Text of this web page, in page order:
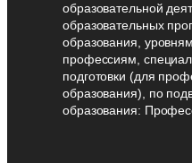
образовательной
образовательных
образования,
профессиям,
подготовки (для
образования), по
образования: